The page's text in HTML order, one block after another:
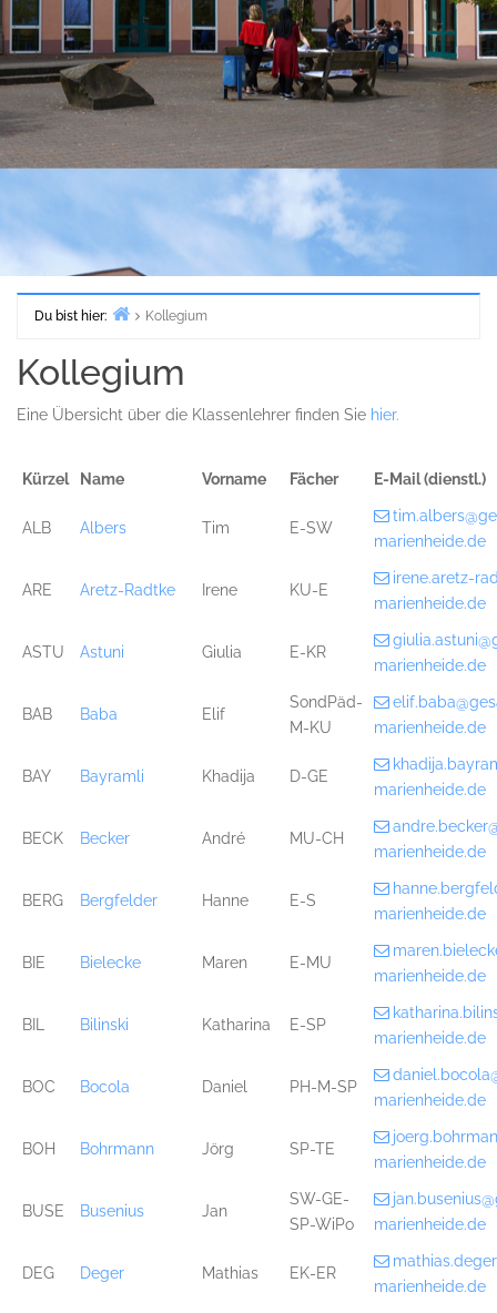
Du bist hier:
Kollegium
Kollegium
Eine Übersicht über die Klassenlehrer finden Sie hier.
Kürzel Name Vorname Fächer E-Mail (dienstl.)
ALB Albers Tim E-SW
marienheide.de
ARE Aretz-Radtke Irene KU-E
irene.aretz-
marienheide.de
ASTU Astuni Giulia E-KR
marienheide.de
BAB Baba Elif
SondPäd-
M-KU
marienheide.de
BAY Bayramli Khadija D-GE
marienheide.de
BECK Becker André MU-CH
marienheide.de
BERG Bergfelder Hanne E-S
marienheide.de
BIE Bielecke Maren E-MU
marienheide.de
BIL Bilinski Katharina E-SP
marienheide.de
BOC Bocola Daniel PH-M-SP
marienheide.de
BOH Bohrmann Jörg SP-TE
marienheide.de
BUSE Busenius Jan
SW-GE-
SP-WiPo
marienheide.de
DEG Deger Mathias EK-ER
marienheide.de